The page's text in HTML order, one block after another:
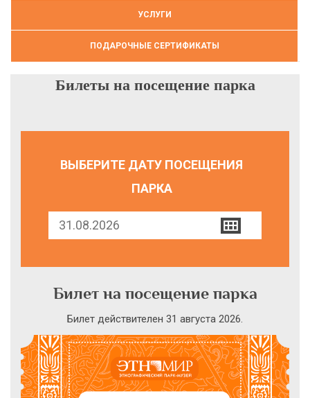
УСЛУГИ
ПОДАРОЧНЫЕ СЕРТИФИКАТЫ
Билеты на посещение парка
ВЫБЕРИТЕ ДАТУ ПОСЕЩЕНИЯ
ПАРКА
Билет на посещение парка
Билет действителен 31 августа 2026.